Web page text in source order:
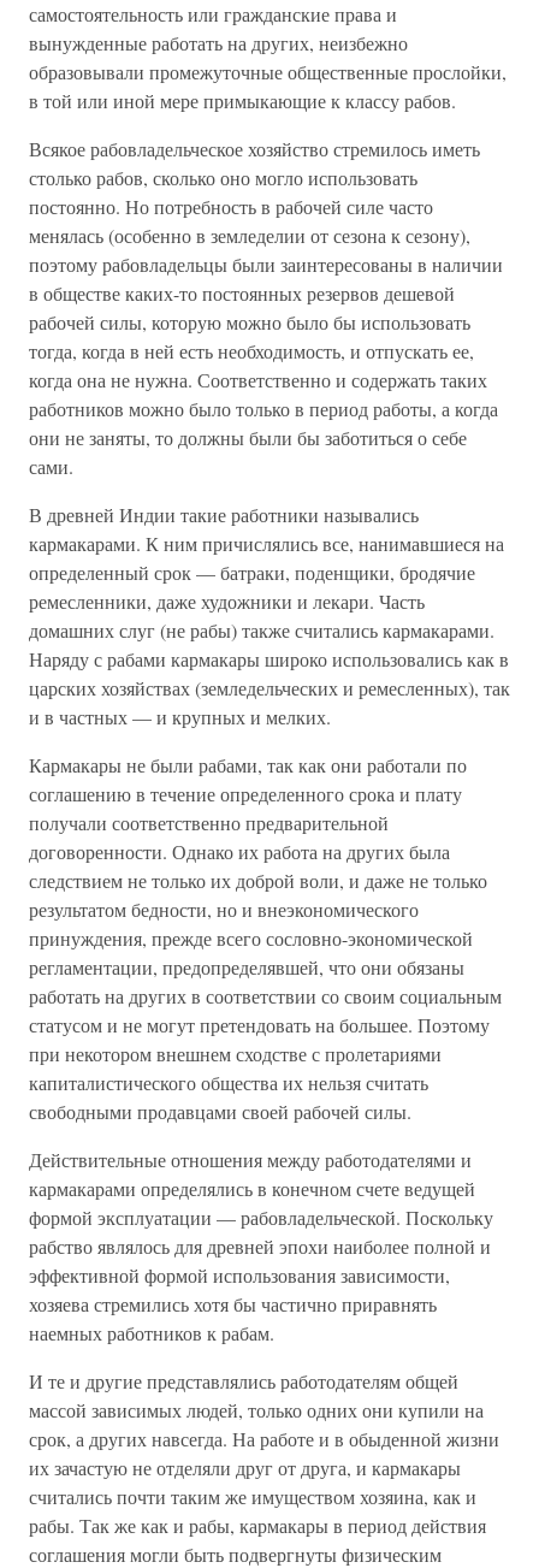
самостоятельность или гражданские права и
вынужденные работать на других, неизбежно
образовывали промежуточные общественные прослойки,
в той или иной мере примыкающие к классу рабов.
Всякое рабовладельческое хозяйство стремилось иметь
столько рабов, сколько оно могло использовать
постоянно. Но потребность в рабочей силе часто
менялась (особенно в земледелии от сезона к сезону),
поэтому рабовладельцы были заинтересованы в наличии
в обществе каких-то постоянных резервов дешевой
рабочей силы, которую можно было бы использовать
тогда, когда в ней есть необходимость, и отпускать ее,
когда она не нужна. Соответственно и содержать таких
работников можно было только в период работы, а когда
они не заняты, то должны были бы заботиться о себе
сами.
В древней Индии такие работники назывались
кармакарами. К ним причислялись все, нанимавшиеся на
определенный срок — батраки, поденщики, бродячие
ремесленники, даже художники и лекари. Часть
домашних слуг (не рабы) также считались кармакарами.
Наряду с рабами кармакары широко использовались как в
царских хозяйствах (земледельческих и ремесленных), так
и в частных — и крупных и мелких.
Кармакары не были рабами, так как они работали по
соглашению в течение определенного срока и плату
получали соответственно предварительной
договоренности. Однако их работа на других была
следствием не только их доброй воли, и даже не только
результатом бедности, но и внеэкономического
принуждения, прежде всего сословно-экономической
регламентации, предопределявшей, что они обязаны
работать на других в соответствии со своим социальным
статусом и не могут претендовать на большее. Поэтому
при некотором внешнем сходстве с пролетариями
капиталистического общества их нельзя считать
свободными продавцами своей рабочей силы.
Действительные отношения между работодателями и
кармакарами определялись в конечном счете ведущей
формой эксплуатации — рабовладельческой. Поскольку
рабство являлось для древней эпохи наиболее полной и
эффективной формой использования зависимости,
хозяева стремились хотя бы частично приравнять
наемных работников к рабам.
И те и другие представлялись работодателям общей
массой зависимых людей, только одних они купили на
срок, а других навсегда. На работе и в обыденной жизни
их зачастую не отделяли друг от друга, и кармакары
считались почти таким же имуществом хозяина, как и
рабы. Так же как и рабы, кармакары в период действия
соглашения могли быть подвергнуты физическим